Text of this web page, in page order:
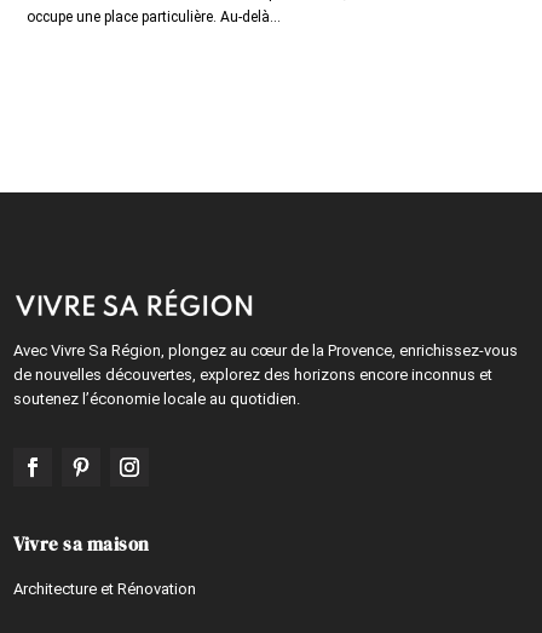
occupe une place particulière. Au-delà...
Avec Vivre Sa Région, plongez au cœur de la Provence, enrichissez-vous
de nouvelles découvertes, explorez des horizons encore inconnus et
soutenez l’économie locale au quotidien.
Vivre sa maison
Architecture et Rénovation